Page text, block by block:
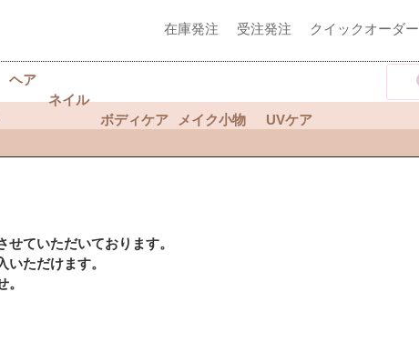
在庫発注 受注発注 クイックオーダー
ヘア
ネイル
ボディケア
メイク小物 UVケア
ていただいております。
ただけます。